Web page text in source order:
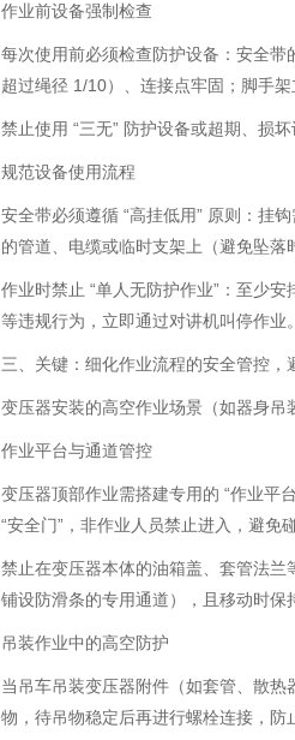
作业前设备强制检查
每次使用前必须检查防护设备：安全
超过绳径 1/10）、连接点牢固；脚手
禁止使用 “三无” 防护设备或超期、损
规范设备使用流程
安全带必须遵循 “高挂低用” 原则：挂
的管道、电缆或临时支架上（避免坠落
作业时禁止 “单人无防护作业”：至少
等违规行为，立即通过对讲机叫停作业。
三、关键：细化作业流程的安全管控，
变压器安装的高空作业场景（如器身吊
作业平台与通道管控
变压器顶部作业需搭建专用的 “作业平
“安全门”，非作业人员禁止进入，避免
禁止在变压器本体的油箱盖、套管法
铺设防滑条的专用通道），且移动时保
吊装作业中的高空防护
当吊车吊装变压器附件（如套管、散热
物，待吊物稳定后再进行螺栓连接，防